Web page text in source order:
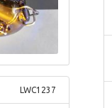
LWC1237